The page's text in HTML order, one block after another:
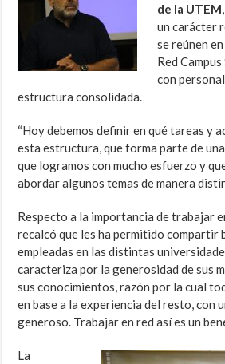
de la UTEM
un carácter
se reúnen
Red
con
estructura consolidada.
“Hoy debemos definir en qué tareas y
esta estructura, que forma parte de
que logramos con mucho esfuerzo y
abordar algunos temas de manera
Respecto a la importancia de trabajar
recalcó que les ha permitido compartir
empleadas en las distintas
caracteriza por la generosidad de sus
sus conocimientos, razón por la cual
en base a la experiencia del resto, con
generoso. Trabajar en red así es un
La